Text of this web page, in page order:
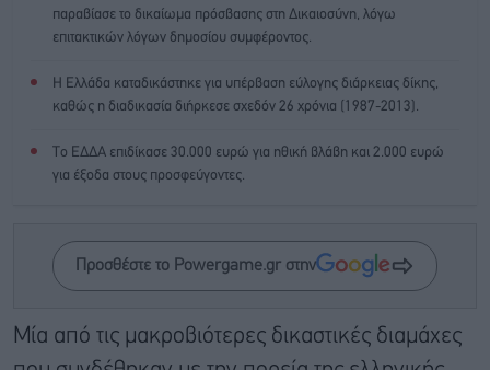
παραβίασε το δικαίωμα πρόσβασης στη Δικαιοσύνη, λόγω
επιτακτικών λόγων δημοσίου συμφέροντος.
Η Ελλάδα καταδικάστηκε για υπέρβαση εύλογης διάρκειας δίκης,
καθώς η διαδικασία διήρκεσε σχεδόν 26 χρόνια (1987-2013).
Το ΕΔΔΑ επιδίκασε 30.000 ευρώ για ηθική βλάβη και 2.000 ευρώ
για έξοδα στους προσφεύγοντες.
Προσθέστε το Powergame.gr στην
Μία από τις μακροβιότερες δικαστικές διαμάχες